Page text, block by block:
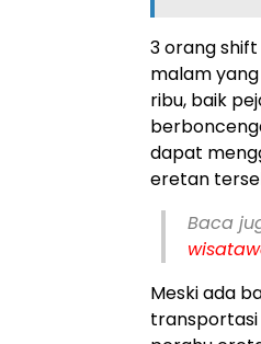
3 orang
malam
ribu, baik
dapat
eretan
Baca
Meski ada